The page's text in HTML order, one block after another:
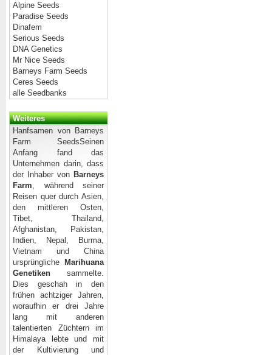
Alpine Seeds
Paradise Seeds
Dinafem
Serious Seeds
DNA Genetics
Mr Nice Seeds
Barneys Farm Seeds
Ceres Seeds
alle Seedbanks
Weiteres
Hanfsamen von Barneys
Farm SeedsSeinen
Anfang fand das
Unternehmen darin, dass
der Inhaber von Barneys
Farm, während seiner
Reisen quer durch Asien,
den mittleren Osten,
Tibet, Thailand,
Afghanistan, Pakistan,
Indien, Nepal, Burma,
Vietnam und China
ursprüngliche
Marihuana
Genetiken sammelte.
Dies geschah in den
frühen achtziger Jahren,
woraufhin er drei Jahre
lang mit anderen
talentierten Züchtern im
Himalaya lebte und mit
der Kultivierung und